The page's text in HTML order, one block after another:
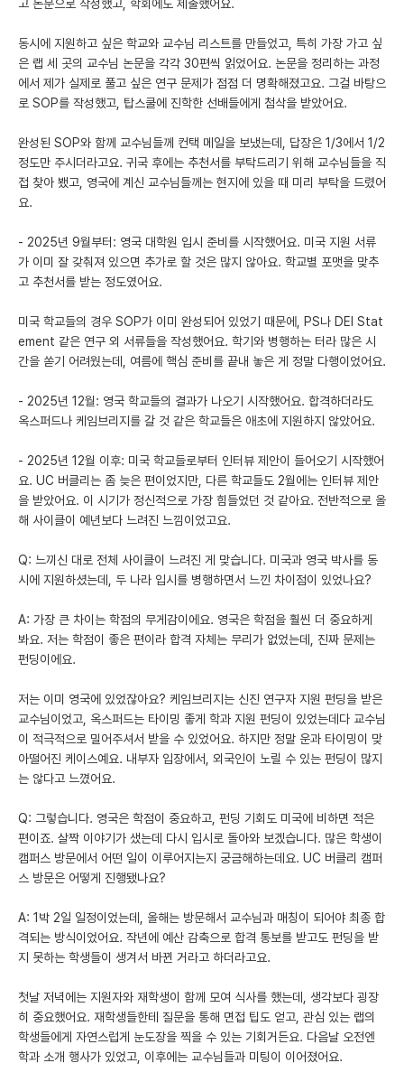
고 논문으로 작성했고, 학회에도 제출했어요.
동시에 지원하고 싶은 학교와 교수님 리스트를 만들었고, 특히 가장 가고 싶
은 랩 세 곳의 교수님 논문을 각각 30편씩 읽었어요. 논문을 정리하는 과정
에서 제가 실제로 풀고 싶은 연구 문제가 점점 더 명확해졌고요. 그걸 바탕으
로 SOP를 작성했고, 탑스쿨에 진학한 선배들에게 첨삭을 받았어요.
완성된 SOP와 함께 교수님들께 컨택 메일을 보냈는데, 답장은 1/3에서 1/2
정도만 주시더라고요. 귀국 후에는 추천서를 부탁드리기 위해 교수님들을 직
접 찾아 뵀고, 영국에 계신 교수님들께는 현지에 있을 때 미리 부탁을 드렸어
요.
- 2025년 9월부터: 영국 대학원 입시 준비를 시작했어요. 미국 지원 서류
가 이미 잘 갖춰져 있으면 추가로 할 것은 많지 않아요. 학교별 포맷을 맞추
고 추천서를 받는 정도였어요.
미국 학교들의 경우 SOP가 이미 완성되어 있었기 때문에, PS나 DEI Stat
ement 같은 연구 외 서류들을 작성했어요. 학기와 병행하는 터라 많은 시
간을 쏟기 어려웠는데, 여름에 핵심 준비를 끝내 놓은 게 정말 다행이었어요.
- 2025년 12월: 영국 학교들의 결과가 나오기 시작했어요. 합격하더라도
옥스퍼드나 케임브리지를 갈 것 같은 학교들은 애초에 지원하지 않았어요.
- 2025년 12월 이후: 미국 학교들로부터 인터뷰 제안이 들어오기 시작했어
요. UC 버클리는 좀 늦은 편이었지만, 다른 학교들도 2월에는 인터뷰 제안
을 받았어요. 이 시기가 정신적으로 가장 힘들었던 것 같아요. 전반적으로 올
해 사이클이 예년보다 느려진 느낌이었고요.
Q: 느끼신 대로 전체 사이클이 느려진 게 맞습니다. 미국과 영국 박사를 동
시에 지원하셨는데, 두 나라 입시를 병행하면서 느낀 차이점이 있었나요?
A: 가장 큰 차이는 학점의 무게감이에요. 영국은 학점을 훨씬 더 중요하게
봐요. 저는 학점이 좋은 편이라 합격 자체는 무리가 없었는데, 진짜 문제는
펀딩이에요.
저는 이미 영국에 있었잖아요? 케임브리지는 신진 연구자 지원 펀딩을 받은
교수님이었고, 옥스퍼드는 타이밍 좋게 학과 지원 펀딩이 있었는데다 교수님
이 적극적으로 밀어주셔서 받을 수 있었어요. 하지만 정말 운과 타이밍이 맞
아떨어진 케이스예요. 내부자 입장에서, 외국인이 노릴 수 있는 펀딩이 많지
는 않다고 느꼈어요.
Q: 그렇습니다. 영국은 학점이 중요하고, 펀딩 기회도 미국에 비하면 적은
편이죠. 살짝 이야기가 샜는데 다시 입시로 돌아와 보겠습니다. 많은 학생이
캠퍼스 방문에서 어떤 일이 이루어지는지 궁금해하는데요. UC 버클리 캠퍼
스 방문은 어떻게 진행됐나요?
A: 1박 2일 일정이었는데, 올해는 방문해서 교수님과 매칭이 되어야 최종 합
격되는 방식이었어요. 작년에 예산 감축으로 합격 통보를 받고도 펀딩을 받
지 못하는 학생들이 생겨서 바뀐 거라고 하더라고요.
첫날 저녁에는 지원자와 재학생이 함께 모여 식사를 했는데, 생각보다 굉장
히 중요했어요. 재학생들한테 질문을 통해 면접 팁도 얻고, 관심 있는 랩의
학생들에게 자연스럽게 눈도장을 찍을 수 있는 기회거든요. 다음날 오전엔
학과 소개 행사가 있었고, 이후에는 교수님들과 미팅이 이어졌어요.